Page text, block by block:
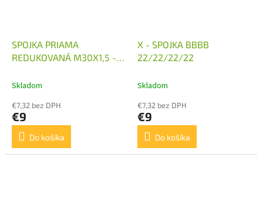
SPOJKA PRIAMA
REDUKOVANÁ M30X1,5 -
Skladom
€7,32 bez DPH
€9
Do košíka
X - SPOJKA BBBB
22/22/22/22
Skladom
€7,32 bez DPH
€9
Do košíka